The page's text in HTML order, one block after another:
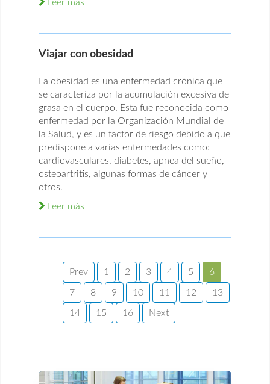
Leer más
Viajar con obesidad
La obesidad es una enfermedad crónica que
se caracteriza por la acumulación excesiva de
grasa en el cuerpo. Esta fue reconocida como
enfermedad por la Organización Mundial de
la Salud, y es un factor de riesgo debido a que
predispone a varias enfermedades como:
cardiovasculares, diabetes, apnea del sueño,
osteoartritis, algunas formas de cáncer y
otros.
Leer más
Prev 1 2 3 4 5 6
7 8 9 10 11 12 13
14 15 16 Next